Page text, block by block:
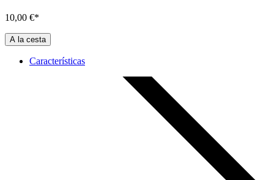
10,00 €*
A la cesta
Características